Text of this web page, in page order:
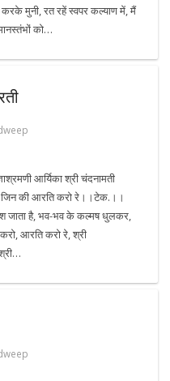
मुनी, रत रहें स्वपर कल्याण में, मैं
को…
आर्यिका श्री चंदनामती
जिन की आरति करो रे।।टेक.।।
जाता है, भव-भव के कल्मष धुलकर,
आरति करो रे, श्री